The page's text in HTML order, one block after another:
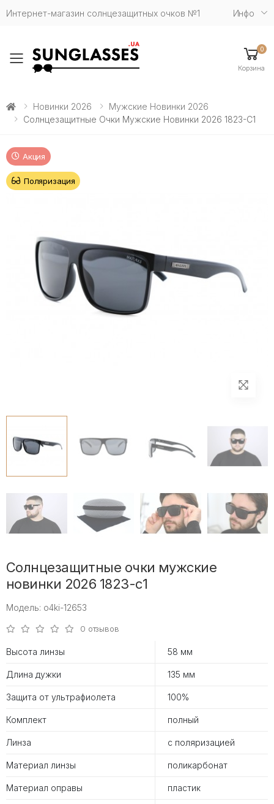
Интернет-магазин солнцезащитных очков №1 Инфо
Toggle mobile menu
0
Корзина
Новинки 2026
Мужские Новинки 2026
Солнцезащитные Очки Мужские Новинки 2026 1823-С1
Акция
Поляризация
Солнцезащитные очки мужские
новинки 2026 1823-с1
Модель: o4ki-12653
0 отзывов
Высота линзы 58 мм
Длина дужки 135 мм
Защита от ультрафиолета 100%
Комплект полный
Линза с поляризацией
Материал линзы поликарбонат
Материал оправы пластик